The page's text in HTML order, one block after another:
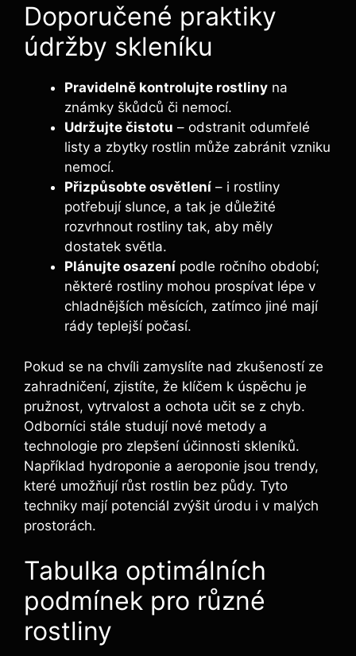
Doporučené praktiky
údržby skleníku
Pravidelně kontrolujte rostliny na
známky škůdců či nemocí.
Udržujte čistotu – odstranit odumřelé
listy a zbytky rostlin může zabránit vzniku
nemocí.
Přizpůsobte osvětlení – i rostliny
potřebují slunce, a tak je důležité
rozvrhnout rostliny tak, aby měly
dostatek světla.
Plánujte osazení podle ročního období;
některé rostliny mohou prospívat lépe v
chladnějších měsících, zatímco jiné mají
rády teplejší počasí.
Pokud se na chvíli zamyslíte nad zkušeností ze
zahradničení, zjistíte, že klíčem k úspěchu je
pružnost, vytrvalost a ochota učit se z chyb.
Odborníci stále studují nové metody a
technologie pro zlepšení účinnosti skleníků.
Například hydroponie a aeroponie jsou trendy,
které umožňují růst rostlin bez půdy. Tyto
techniky mají potenciál zvýšit úrodu i v malých
prostorách.
Tabulka optimálních
podmínek pro různé
rostliny